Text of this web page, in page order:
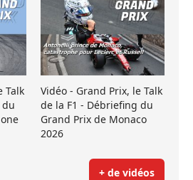
Talk
du
Vidéo - Grand Prix, le Talk
de la F1 - Débriefing du
Grand Prix de Monaco
2026
+ de vidéos